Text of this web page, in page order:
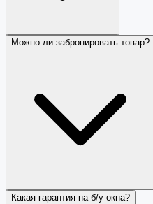
Можно ли забронировать товар?
Какая гарантия на б/у окна?